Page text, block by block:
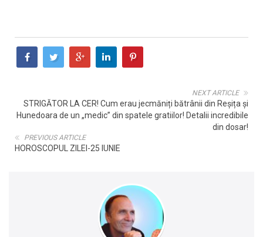
NEXT ARTICLE
STRIGĂTOR LA CER! Cum erau jecmăniți bătrânii din Reșița și
Hunedoara de un „medic” din spatele gratiilor! Detalii incredibile
din dosar!
PREVIOUS ARTICLE
HOROSCOPUL ZILEI-25 IUNIE